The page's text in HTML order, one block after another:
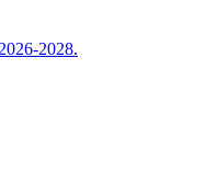
2028.